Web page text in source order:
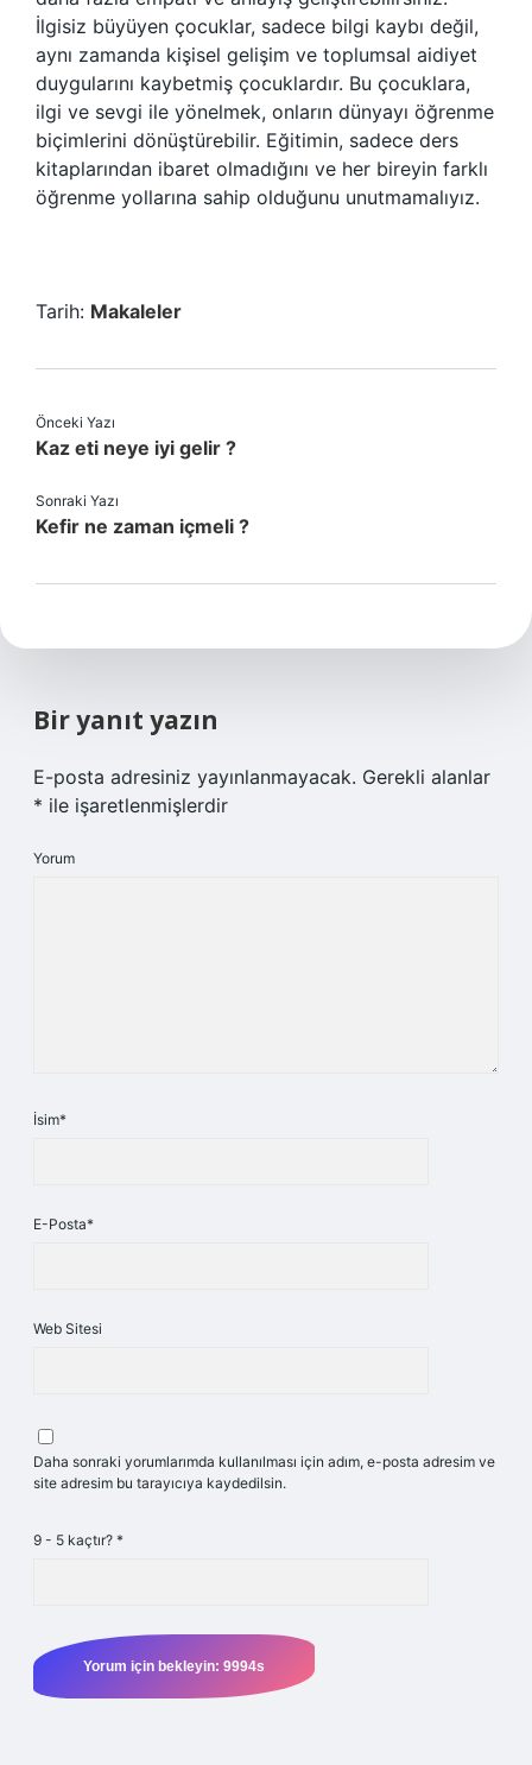
İlgisiz büyüyen çocuklar, sadece bilgi kaybı değil,
aynı zamanda kişisel gelişim ve toplumsal aidiyet
duygularını kaybetmiş çocuklardır. Bu çocuklara,
ilgi ve sevgi ile yönelmek, onların dünyayı öğrenme
biçimlerini dönüştürebilir. Eğitimin, sadece ders
kitaplarından ibaret olmadığını ve her bireyin farklı
öğrenme yollarına sahip olduğunu unutmamalıyız.
Tarih: Makaleler
Önceki Yazı
Kaz eti neye iyi gelir ?
Sonraki Yazı
Kefir ne zaman içmeli ?
Bir yanıt yazın
E-posta adresiniz yayınlanmayacak. Gerekli alanlar
* ile işaretlenmişlerdir
Yorum
İsim*
E-Posta*
Web Sitesi
Daha sonraki yorumlarımda kullanılması için adım, e-posta adresim ve
site adresim bu tarayıcıya kaydedilsin.
9 - 5 kaçtır? *